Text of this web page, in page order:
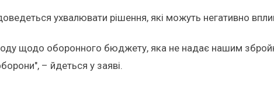
ухвалювати рішення, які можуть негативно
щодо оборонного бюджету, яка не надає нашим
– йдеться у заяві.